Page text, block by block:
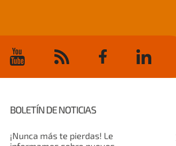
BOLETÍN DE NOTICIAS
¡Nunca más te pierdas! Le